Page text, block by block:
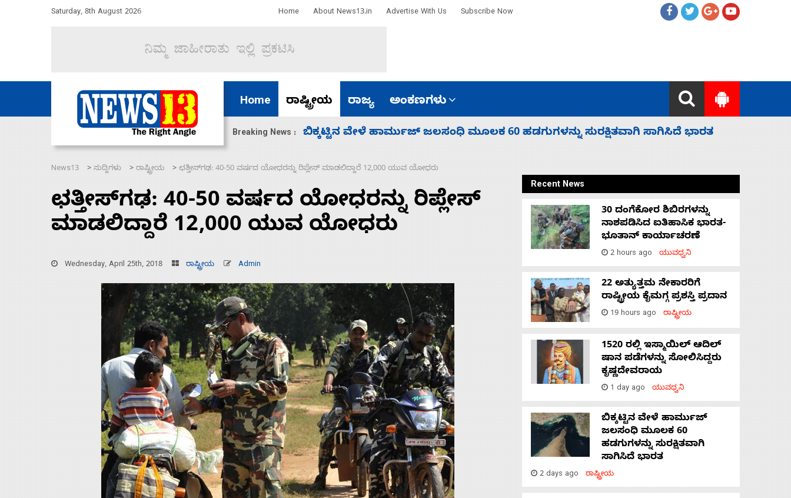
Saturday, 8th August 2026 Home About News13.in Advertise With Us Subscribe Now
Home ರಾಷ್ಟ್ರೀಯ ರಾಜ್ಯ ಅಂಕಣಗಳು
Breaking News :
ಮೂಲಕ 60 ಹಡಗುಗಳನ್ನು ಸುರಕ್ಷಿತವಾಗಿ ಸಾಗಿಸಿದೆ ಭಾರತ ನಾಗೇಂದ್ರ ರಾಜೀನಾಮೆ ಕೊಡದಿದ್ದರೆ ಸದನ ನಡೆಸಲು ಬಿಡೆವು: ಛಲವಾದಿ ನಾರಾಯಣಸ್ವಾಮಿ
News13 > ಸುದ್ದಿಗಳು > ರಾಷ್ಟ್ರೀಯ > ಛತ್ತೀಸ್‌ಗಢ: 40-50 ವರ್ಷದ ಯೋಧರನ್ನು ರಿಪ್ಲೇಸ್ ಮಾಡಲಿದ್ದಾರೆ 12,000 ಯುವ ಯೋಧರು
ಛತ್ತೀಸ್‌ಗಢ: 40-50 ವರ್ಷದ ಯೋಧರನ್ನು ರಿಪ್ಲೇಸ್
ಮಾಡಲಿದ್ದಾರೆ 12,000 ಯುವ ಯೋಧರು
Wednesday, April 25th, 2018 ರಾಷ್ಟ್ರೀಯ Admin
Recent News
30 ದಂಗೆಕೋರ ಶಿಬಿರಗಳನ್ನು
ನಾಶಪಡಿಸಿದ ಐತಿಹಾಸಿಕ ಭಾರತ-
ಭೂತಾನ್ ಕಾರ್ಯಾಚರಣೆ
2 hours ago ಯುವಧ್ವನಿ
22 ಅತ್ಯುತ್ತಮ ನೇಕಾರರಿಗೆ
ರಾಷ್ಟ್ರೀಯ ಕೈಮಗ್ಗ ಪ್ರಶಸ್ತಿ ಪ್ರದಾನ
19 hours ago ರಾಷ್ಟ್ರೀಯ
1520 ರಲ್ಲಿ ಇಸ್ಮಾಯಿಲ್ ಆದಿಲ್
ಷಾನ ಪಡೆಗಳನ್ನು ಸೋಲಿಸಿದ್ದರು
ಕೃಷ್ಣದೇವರಾಯ
1 day ago ಯುವಧ್ವನಿ
ಬಿಕ್ಕಟ್ಟಿನ ವೇಳೆ ಹಾರ್ಮುಜ್
ಜಲಸಂಧಿ ಮೂಲಕ 60
ಹಡಗುಗಳನ್ನು ಸುರಕ್ಷಿತವಾಗಿ
ಸಾಗಿಸಿದೆ ಭಾರತ
2 days ago ರಾಷ್ಟ್ರೀಯ